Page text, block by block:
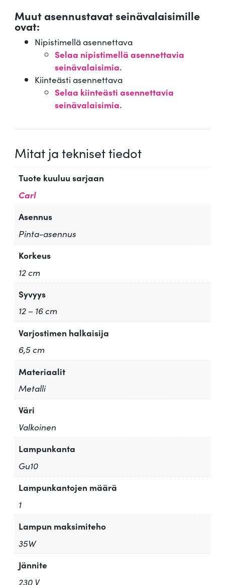
Muut asennustavat seinävalaisimille
ovat:
Nipistimellä asennettava
Selaa nipistimellä asennettavia
seinävalaisimia.
Kiinteästi asennettava
Selaa kiinteästi asennettavia
seinävalaisimia.
Mitat ja tekniset tiedot
Tuote kuuluu sarjaan
Carl
Asennus
Pinta-asennus
Korkeus
12 cm
Syvyys
12 – 16 cm
Varjostimen halkaisija
6,5 cm
Materiaalit
Metalli
Väri
Valkoinen
Lampunkanta
Gu10
Lampunkantojen määrä
1
Lampun maksimiteho
35W
Jännite
230 V